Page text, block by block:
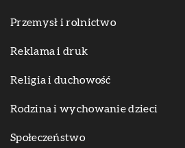
Przemysł i rolnictwo
Reklama i druk
Religia i duchowość
Rodzina i wychowanie dzieci
Społeczeństwo